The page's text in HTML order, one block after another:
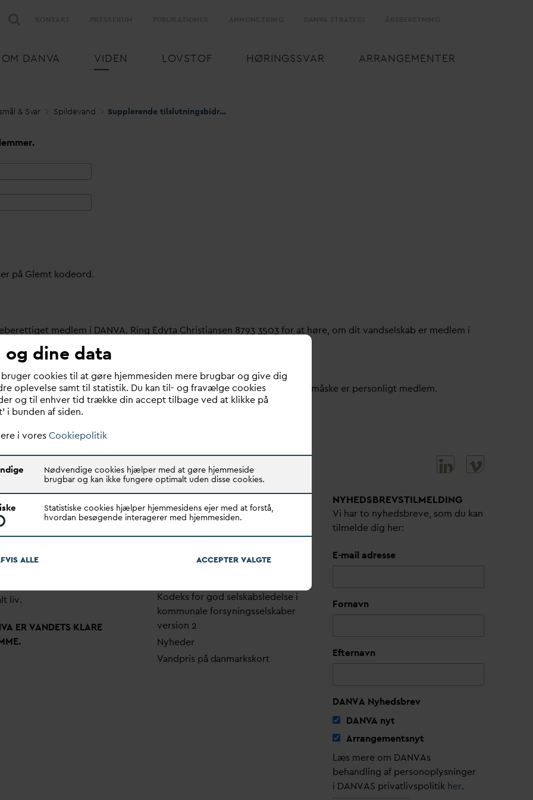
OM DANVA VIDEN LOVSTOF HØRINGSSVAR ARRANGEMENTER
& Svar Spildevand Supplerende tilslutningsbidrag ved om
på Glemt kodeord.
medlem i DANVA. Ring Edyta Christiansen 8793 3503 for at høre, om dit vandselskab er medlem i
her.
ditvandselskab, dit ansættelsessted er medlem iDANVA eller om du måske er personligt medlem.
V
taler
liv.
VA ERVANDETS KLARE
Find dineDANVA medarbejdere
Arrangementer
Kodeks for god selskabsledelse i
kommunale forsyningsselskaber
version 2
Nyheder
Vandpris på danmarkskort
NYHEDSBREVS­TILMELDING
Vi har to nyhedsbreve, som du kan
tilmelde dig her:
E-mail adresse
Fornavn
Efternavn
DANVA Nyhedsbrev
DANVA nyt
Arrangementsnyt
Læs mere om DANVAs
behandling af personoplysninger
i DANVAS privatlivspolitik her.
og dine data
bruger cookies til at gøre hjemmesiden mere brugbar og give dig
oplevelse samt til statistik. Du kan til- og fravælge cookies
og til enhver tid trække din accept tilbage ved at klikke på
i bunden af siden.
i voresCookiepolitik
Nødvendige cookies hjælper med at gøre hjemmeside
brugbar og kan ikke fungere optimalt uden disse cookies.
Statistiske cookies hjælper hjemmesidens ejer med at forstå,
hvordan besøgende interagerer med hjemmesiden.
ALLE ACCEPTERVALGTE